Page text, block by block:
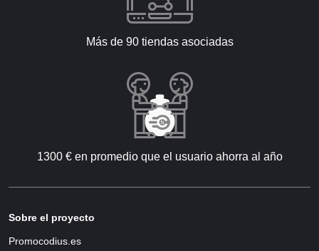
Más de 90 tiendas asociadas
1300 € en promedio que el usuario ahorra al año
Sobre el proyecto
Promocodius.es